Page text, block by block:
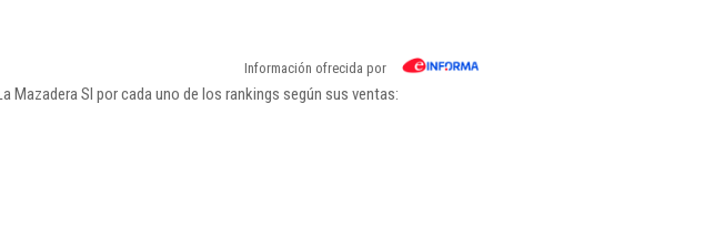
Información ofrecida por
Sl por cada uno de los rankings según sus ventas: